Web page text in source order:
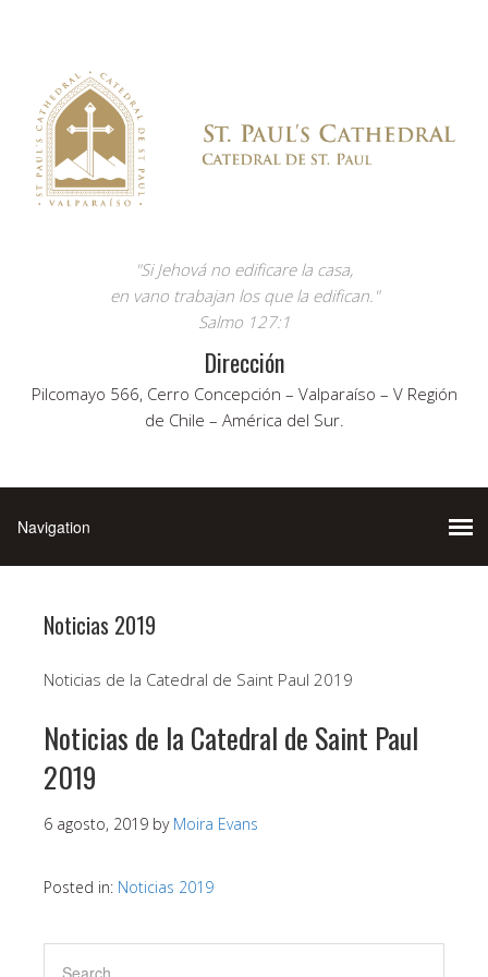
"Si Jehová no edificare la casa,
en vano trabajan los que la edifican."
Salmo 127:1
Dirección
Pilcomayo 566, Cerro Concepción – Valparaíso – V Región
de Chile – América del Sur.
Noticias 2019
Noticias de la Catedral de Saint Paul 2019
Noticias de la Catedral de Saint Paul
2019
6 agosto, 2019 by Moira Evans
Posted in: Noticias 2019